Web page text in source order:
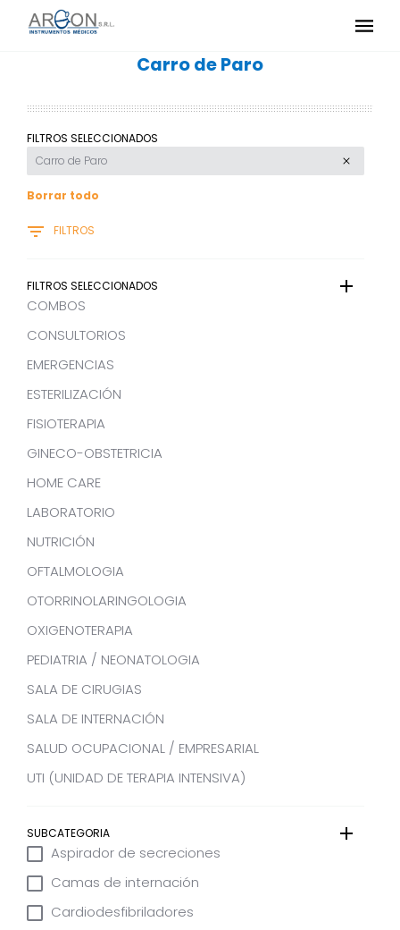
Carro de Paro
FILTROS SELECCIONADOS
Carro de Paro
Borrar todo
FILTROS
FILTROS SELECCIONADOS
COMBOS
CONSULTORIOS
EMERGENCIAS
ESTERILIZACIÓN
FISIOTERAPIA
GINECO-OBSTETRICIA
HOME CARE
LABORATORIO
NUTRICIÓN
OFTALMOLOGIA
OTORRINOLARINGOLOGIA
OXIGENOTERAPIA
PEDIATRIA / NEONATOLOGIA
SALA DE CIRUGIAS
SALA DE INTERNACIÓN
SALUD OCUPACIONAL / EMPRESARIAL
UTI (UNIDAD DE TERAPIA INTENSIVA)
SUBCATEGORIA
Aspirador de secreciones
Camas de internación
Cardiodesfibriladores